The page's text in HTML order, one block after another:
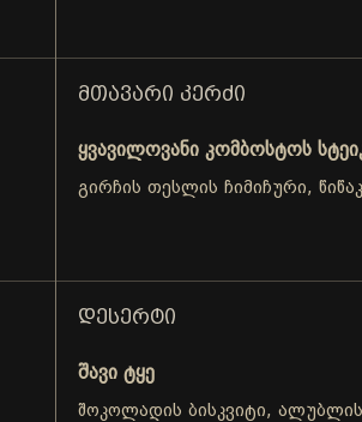
ᲛᲗᲐᲕᲐᲠᲘ ᲙᲔᲠᲫᲘ
ყვავილოვანი კომბოსტოს
გირჩის თესლის ჩიმიჩური,
ᲓᲔᲡᲔᲠᲢᲘ
შავი ტყე
შოკოლადის ბისკვიტი,